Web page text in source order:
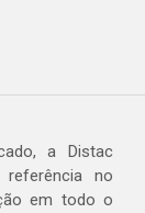
a Distac
referência no
em todo o